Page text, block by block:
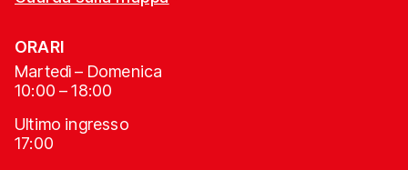
ORARI
Martedì – Domenica
10:00 – 18:00
Ultimo ingresso
17:00